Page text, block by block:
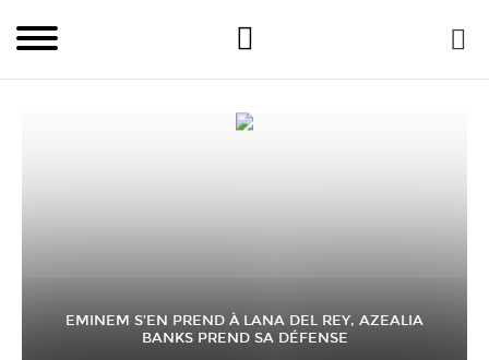
EMINEM S’EN PREND À LANA DEL REY, AZEALIA
BANKS PREND SA DÉFENSE